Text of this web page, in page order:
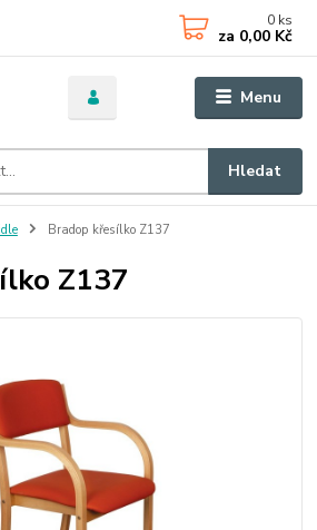
Menu
Hledat
0 ks
za 0,00 Kč
Bradop křesílko Z137
Z137